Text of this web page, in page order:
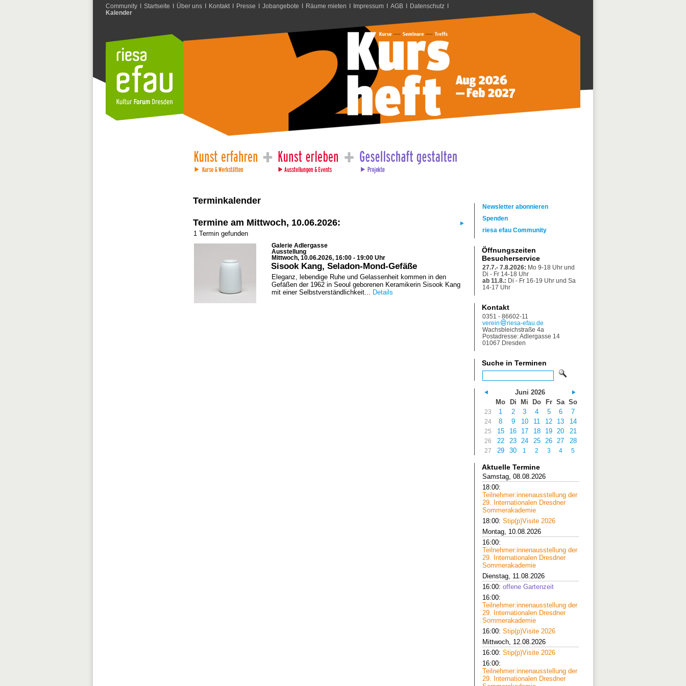
Community I Startseite I Über uns I Kontakt I Presse I Jobangebote I Räume mieten I Impressum I AGB I Datenschutz I
Kalender
Terminkalender
Termine am Mittwoch, 10.06.2026:
1 Termin gefunden
Galerie Adlergasse
Ausstellung
Mittwoch, 10.06.2026, 16:00 - 19:00 Uhr
Sisook Kang, Seladon-Mond-Gefäße
Eleganz, lebendige Ruhe und Gelassenheit kommen in den
Gefäßen der 1962 in Seoul geborenen Keramikerin Sisook Kang
mit einer Selbstverständlichkeit... Details
Newsletter abonnieren
Spenden
riesa efau Community
Öffnungszeiten
Besucherservice
27.7.- 7.8.2026: Mo 9-18 Uhr und
Di - Fr 14-18 Uhr
ab 11.8.: Di - Fr 16-19 Uhr und Sa
14-17 Uhr
Kontakt
0351 - 86602-11
verein
riesa-efau.de
Wachsbleichstraße 4a
Postadresse: Adlergasse 14
01067 Dresden
Suche in Terminen
Juni 2026
Mo
Di Mi Do Fr Sa So
23 1 2 3 4 5 6 7
24 8 9 10 11 12 13 14
25 15 16 17 18 19 20 21
26 22 23 24 25 26 27 28
27 29 30 1 2 3 4 5
Aktuelle Termine
Samstag, 08.08.2026
18:00:
Teilnehmer:innenausstellung der
29. Internationalen Dresdner
Sommerakademie
18:00: Stip(p)Visite 2026
Montag, 10.08.2026
16:00:
Teilnehmer:innenausstellung der
29. Internationalen Dresdner
Sommerakademie
Dienstag, 11.08.2026
16:00: offene Gartenzeit
16:00:
Teilnehmer:innenausstellung der
29. Internationalen Dresdner
Sommerakademie
16:00: Stip(p)Visite 2026
Mittwoch, 12.08.2026
16:00: Stip(p)Visite 2026
16:00:
Teilnehmer:innenausstellung der
29. Internationalen Dresdner